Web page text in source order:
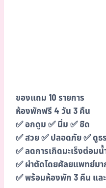
ของแถม 10 รายการ
ห้องพักฟรี 4 วัน 3 คืน
✅ อกดูม ✅ นิ่ม ✅ ชิด
✅ สวย ✅ ปลอดภัย ✅ ดูธ
✅ ลดการเกิดมะเร็งต่อมน้
✅ ผ่าตัดโดยศัลยแพทย์ม
✅ พร้อมห้องพัก 3 คืน แล